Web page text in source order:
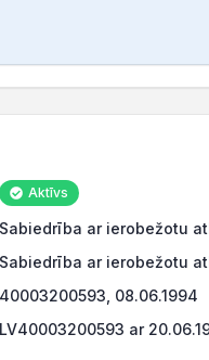
Aktīvs
Sabiedrība ar ierobežotu
Sabiedrība ar ierobežotu
40003200593, 08.06.1994
LV40003200593 ar